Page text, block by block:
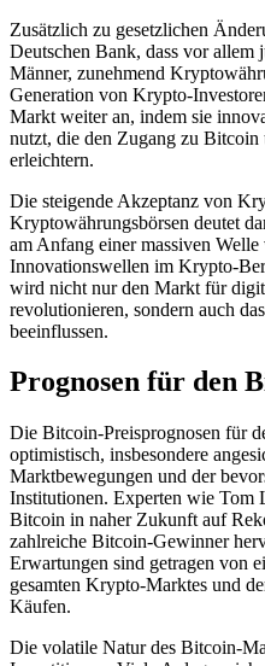
Zusätzlich zu gesetzlichen
Deutschen Bank, dass vor allem
Männer, zunehmend
Generation von Krypto-
Markt weiter an, indem sie
nutzt, die den Zugang zu Bitcoin
erleichtern.
Die steigende Akzeptanz von
Kryptowährungsbörsen deutet
am Anfang einer massiven
Innovationswellen im Krypto-
wird nicht nur den Markt für
revolutionieren, sondern auch
beeinflussen.
Prognosen für den
Die Bitcoin-Preisprognosen für
optimistisch, insbesondere
Marktbewegungen und der
Institutionen. Experten wie Tom
Bitcoin in naher Zukunft auf
zahlreiche Bitcoin-Gewinner
Erwartungen sind getragen von
gesamten Krypto-Marktes und
Käufen.
Die volatile Natur des Bitcoin-